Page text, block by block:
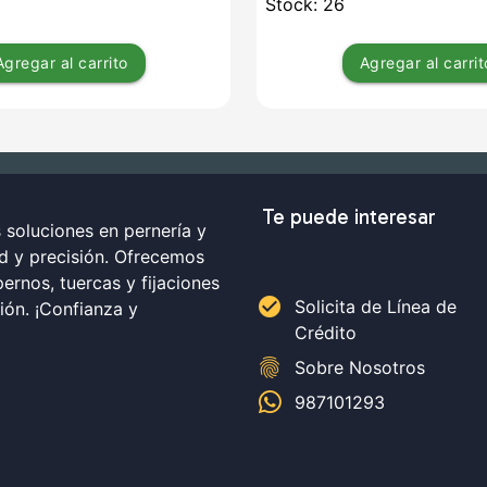
al carrito Agregar al
en pernería y
y precisión. Ofrecemos
tuercas y fijaciones
¡Confianza y
Te puede interesar
check_circle
Solicita de Línea de
Crédito
fingerprint
Sobre Nosotros
987101293